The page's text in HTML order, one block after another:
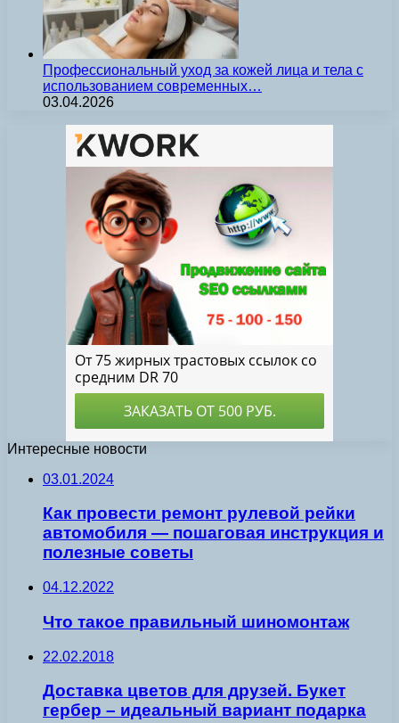
Профессиональный уход за кожей лица и тела с
использованием современных…
03.04.2026
Интересные новости
03.01.2024
Как провести ремонт рулевой рейки
автомобиля — пошаговая инструкция и
полезные советы
04.12.2022
Что такое правильный шиномонтаж
22.02.2018
Доставка цветов для друзей. Букет
гербер – идеальный вариант подарка